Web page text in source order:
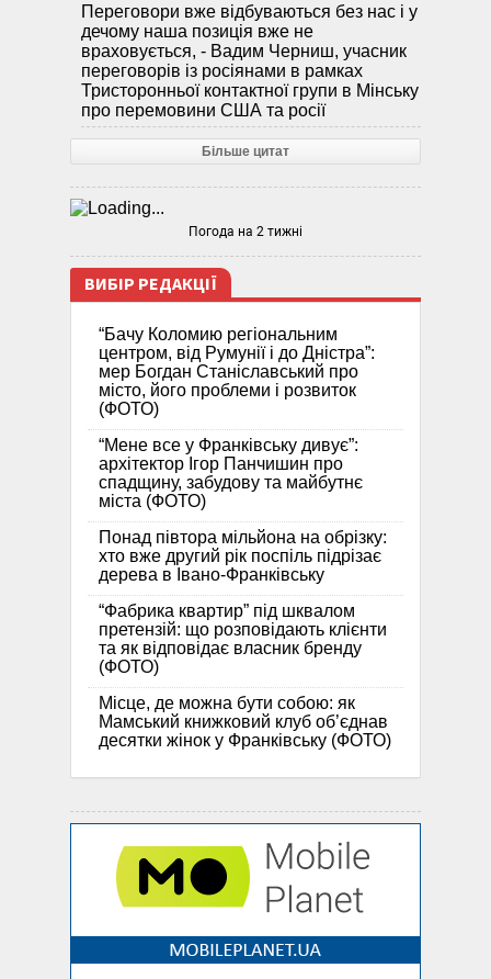
Переговори вже відбуваються без нас і у
дечому наша позиція вже не
враховується, - Вадим Черниш, учасник
переговорів із росіянами в рамках
Тристоронньої контактної групи в Мінську
про перемовини США та росії
Більше цитат
Погода на 2 тижні
ВИБІР РЕДАКЦІЇ
“Бачу Коломию регіональним
центром, від Румунії і до Дністра”:
мер Богдан Станіславський про
місто, його проблеми і розвиток
(ФОТО)
“Мене все у Франківську дивує”:
архітектор Ігор Панчишин про
спадщину, забудову та майбутнє
міста (ФОТО)
Понад півтора мільйона на обрізку:
хто вже другий рік поспіль підрізає
дерева в Івано-Франківську
“Фабрика квартир” під шквалом
претензій: що розповідають клієнти
та як відповідає власник бренду
(ФОТО)
Місце, де можна бути собою: як
Мамський книжковий клуб об’єднав
десятки жінок у Франківську (ФОТО)